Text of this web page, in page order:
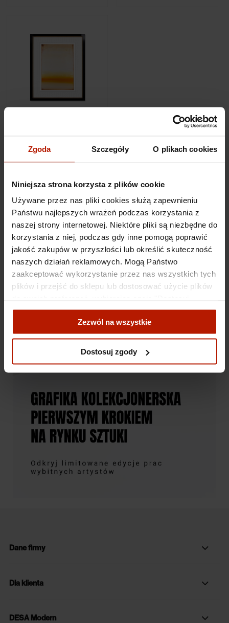
Zgoda Szczegóły O plikach cookies
Niniejsza strona korzysta z plików cookie
Używane przez nas pliki cookies służą zapewnieniu
Państwu najlepszych wrażeń podczas korzystania z
naszej strony internetowej. Niektóre pliki są niezbędne do
korzystania z niej, podczas gdy inne pomogą poprawić
jakość zakupów w przyszłości lub określić skuteczność
naszych działań reklamowych. Mogą Państwo
zaakceptować wykorzystanie przez nas wszystkich tych
plików i przejść do sklepu lub dostosować użycie plików
zgody".
Więcej o plikach cookies przeczytasz w naszej Polityce
Zezwól na wszystkie
Dostosuj zgody
1 890,00 zł
Dane firmy
Dla klienta
DESA Modern